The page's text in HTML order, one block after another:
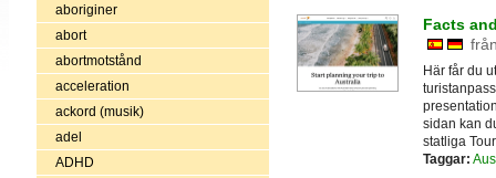
aboriginer
abort
abortmotstånd
acceleration
ackord (musik)
adel
ADHD
Facts
Här får du
sidan kan
statliga
Taggar: